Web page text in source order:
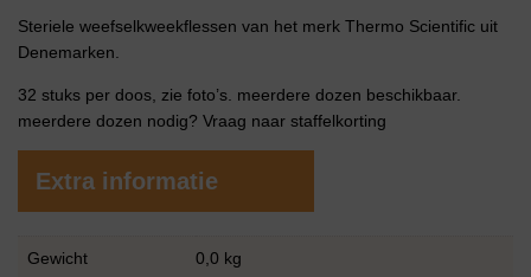
Steriele weefselkweekflessen van het merk Thermo Scientific uit
Denemarken.
32 stuks per doos, zie foto’s. meerdere dozen beschikbaar.
meerdere dozen nodig? Vraag naar staffelkorting
Extra informatie
Gewicht 0,0 kg